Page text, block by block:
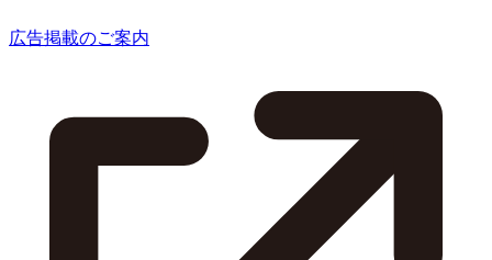
広告掲載のご案内